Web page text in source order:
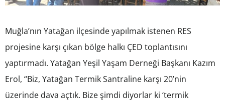
Muğla’nın Yatağan ilçesinde yapılmak istenen RES
projesine karşı çıkan bölge halkı ÇED toplantısını
yaptırmadı. Yatağan Yeşil Yaşam Derneği Başkanı Kazım
Erol, “Biz, Yatağan Termik Santraline karşı 20’nin
üzerinde dava açtık. Bize şimdi diyorlar ki ‘termik